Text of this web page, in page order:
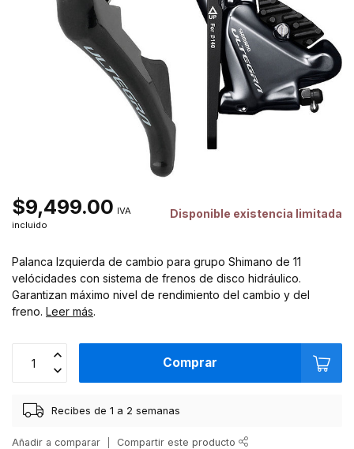
$9,499.00 IVA
incluido
Disponible existencia limitada
Palanca Izquierda de cambio para grupo Shimano de 11
velócidades con sistema de frenos de disco hidráulico.
Garantizan máximo nivel de rendimiento del cambio y del
freno. Leer más.
Comprar
Recibes de 1 a 2 semanas
Añadir a comparar Compartir este producto